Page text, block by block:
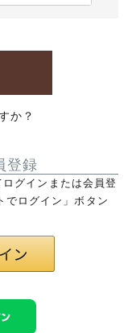
か？
登録
グインまたは会員登
でログイン」ボタン